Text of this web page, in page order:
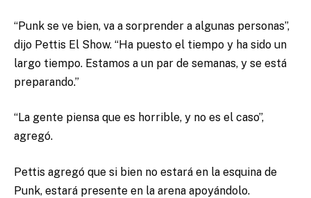
“Punk se ve bien, va a sorprender a algunas personas”,
dijo Pettis El Show. “Ha puesto el tiempo y ha sido un
largo tiempo. Estamos a un par de semanas, y se está
preparando.”
“La gente piensa que es horrible, y no es el caso”,
agregó.
Pettis agregó que si bien no estará en la esquina de
Punk, estará presente en la arena apoyándolo.